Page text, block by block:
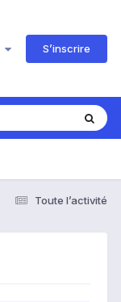
S’inscrire
Toute l’activité